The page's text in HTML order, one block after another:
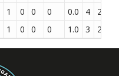
1 0 0 0 0.0 4 2
1 0 0 0 1.0 3 2